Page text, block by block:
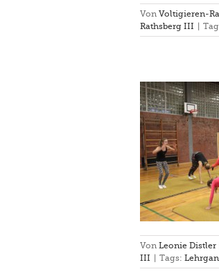
Von Voltigieren-
Rathsberg III
Von Leonie Distler
III
Tags: